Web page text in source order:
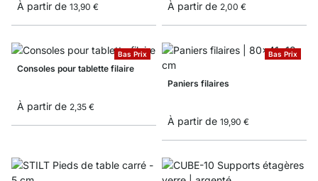
À partir de 13,90 € À partir de 2,00 €
Bas Prix
Consoles pour tablette filaire
À partir de 2,35 €
Bas Prix
Paniers filaires
À partir de 19,90 €